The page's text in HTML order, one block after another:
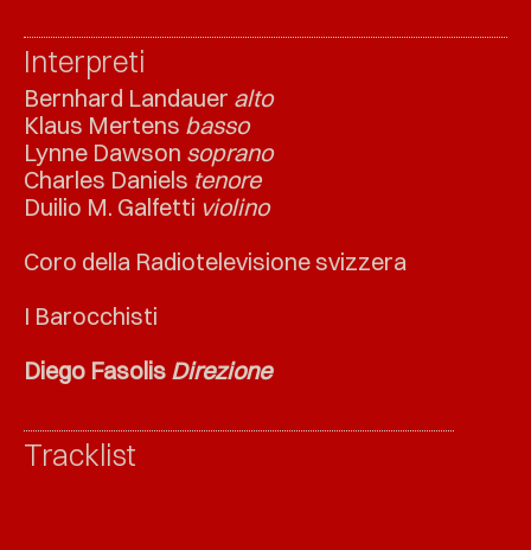
Interpreti
Bernhard Landauer alto
Klaus Mertens basso
Lynne Dawson soprano
Charles Daniels tenore
Duilio M. Galfetti violino
Coro della Radiotelevisione svizzera
I Barocchisti
Diego Fasolis Direzione
Tracklist